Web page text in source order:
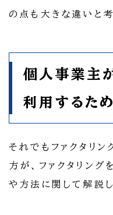
の点も大きな違いと考
個人事業主
利用するた
それでもファクタリ
方が、ファクタリン
や方法に関して解説し